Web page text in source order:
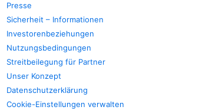
Presse
Sicherheit – Informationen
Investorenbeziehungen
Nutzungsbedingungen
Streitbeilegung für Partner
Unser Konzept
Datenschutzerklärung
Cookie-Einstellungen verwalten